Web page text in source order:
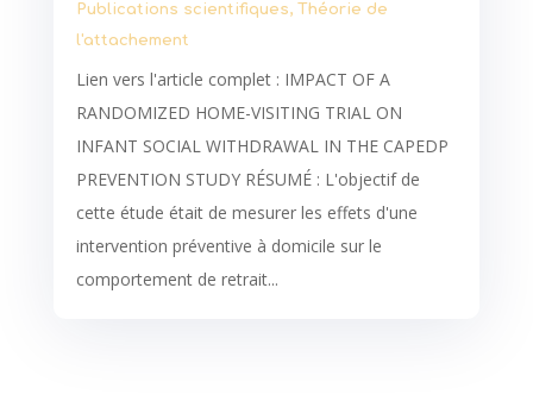
Publications scientifiques, Théorie de
l'attachement
Lien vers l'article complet : IMPACT OF A
RANDOMIZED HOME-VISITING TRIAL ON
INFANT SOCIAL WITHDRAWAL IN THE CAPEDP
PREVENTION STUDY RÉSUMÉ : L'objectif de
cette étude était de mesurer les effets d'une
intervention préventive à domicile sur le
comportement de retrait...